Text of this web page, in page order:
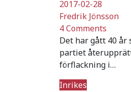
2017-02-28
Fredrik Jönsson
4 Comments
Det har gått 40 år
partiet
förflackning i…
Inrikes